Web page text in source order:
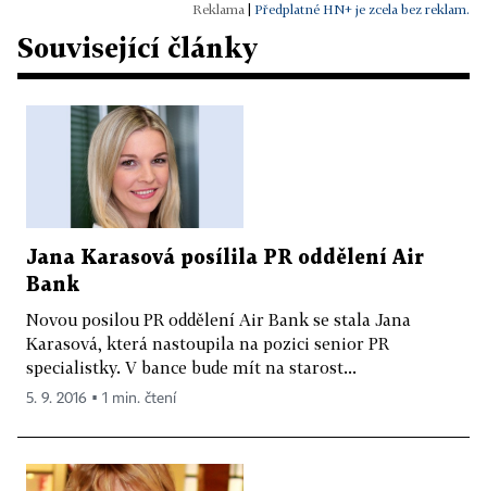
Předplatné HN+ je zcela bez reklam.
Související články
Jana Karasová posílila PR oddělení Air
Bank
Novou posilou PR oddělení Air Bank se stala Jana
Karasová, která nastoupila na pozici senior PR
specialistky. V bance bude mít na starost...
5. 9. 2016 ▪ 1 min. čtení